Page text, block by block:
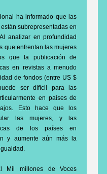
ha informado que las
subrepresentadas en
analizar en profundidad
que enfrentan las mujeres
que la publicación de
en revistas a menudo
de fondos (entre US $
ser difícil para las
en países de
Esto hace que los
las mujeres, y las
de los países en
y aumente aún más la
Mil millones de Voces